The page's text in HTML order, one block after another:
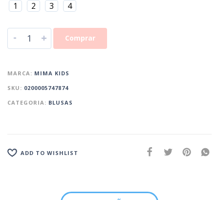
1 2 3 4
- + Comprar
MARCA: MIMA KIDS
SKU: 0200005747874
CATEGORIA: BLUSAS
ADD TO WISHLIST